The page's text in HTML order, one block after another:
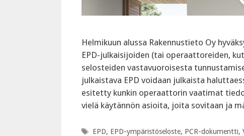
Helmikuun alussa Rakennustieto Oy
EPD-julkaisijoiden (tai operaattoreiden,
selosteiden vastavuoroisesta
julkaistava EPD voidaan julkaista
esitetty kunkin operaattorin vaatimat
vielä käytännön asioita, joita sovitaan ja
Avainsanat
EPD, EPD-ympäristöseloste, PCR-dokumentti,